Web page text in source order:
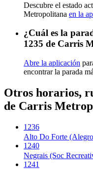
Descubre el estado
Metropolitana en la
¿Cuál es la
1235 de Carris
Abre la aplicación
encontrar la parada
Otros horarios,
de Carris
1236
Alto Do Forte
1240
Negrais (Soc
1241